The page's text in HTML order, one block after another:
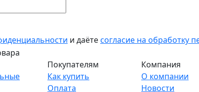
и даётесогласие на обработку
Покупателям
Как купить
Оплата
Компания
О компании
Новости